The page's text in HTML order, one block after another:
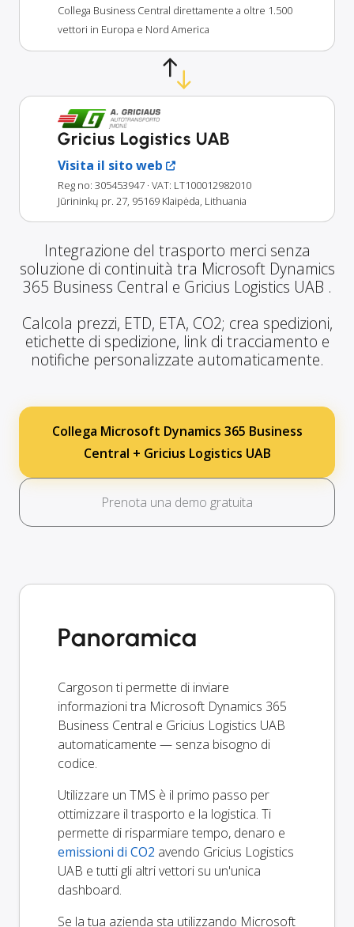
Collega Business Central direttamente a oltre 1.500
vettori in Europa e Nord America
Gricius Logistics UAB
Visita il sito web
Reg no: 305453947 · VAT: LT100012982010
Jūrininkų pr. 27, 95169 Klaipėda, Lithuania
Integrazione del trasporto merci senza
soluzione di continuità tra Microsoft Dynamics
365 Business Central e Gricius Logistics UAB .
Calcola prezzi, ETD, ETA, CO2; crea spedizioni,
etichette di spedizione, link di tracciamento e
notifiche personalizzate automaticamente.
Collega Microsoft Dynamics 365 Business
Central + Gricius Logistics UAB
Prenota una demo gratuita
Panoramica
Cargoson ti permette di inviare
informazioni tra Microsoft Dynamics 365
Business Central e Gricius Logistics UAB
automaticamente — senza bisogno di
codice.
Utilizzare un TMS è il primo passo per
ottimizzare il trasporto e la logistica. Ti
permette di risparmiare tempo, denaro e
emissioni di CO2 avendo Gricius Logistics
UAB e tutti gli altri vettori su un'unica
dashboard.
Se la tua azienda sta utilizzando Microsoft